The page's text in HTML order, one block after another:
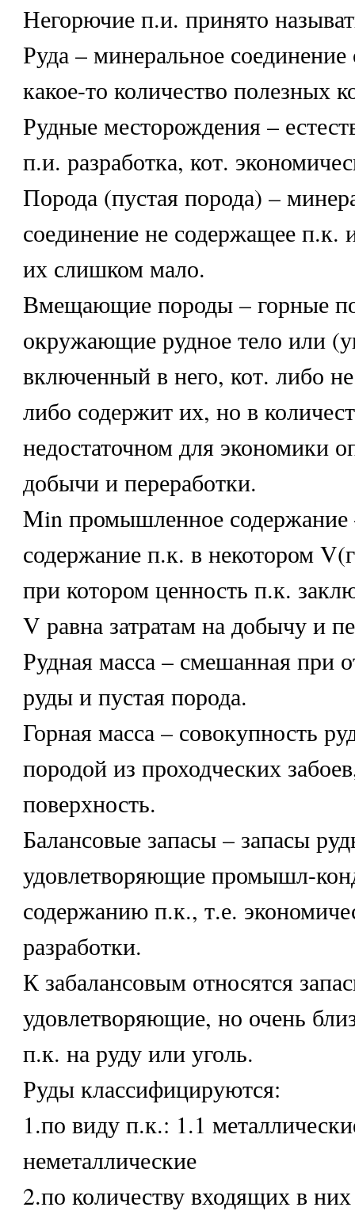
Негорючие п.и. принято
Руда – минеральное
какое-то количество полезных
Рудные месторождения –
п.и. разработка, кот.
Порода (пустая порода) –
соединение не содержащее п.к.
их слишком мало.
Вмещающие породы – горные
окружающие рудное тело или
включенный в него, кот. либо
либо содержит их, но в
недостаточном для экономики
добычи и переработки.
Min промышленное содержание
содержание п.к. в некотором
при котором ценность п.к.
V равна затратам на добычу и
Рудная масса – смешанная при
руды и пустая порода.
Горная масса – совокупность
породой из проходческих
поверхность.
Балансовые запасы – запасы
удовлетворяющие промышл-
содержанию п.к., т.е.
разработки.
К забалансовым относятся
удовлетворяющие, но очень
п.к. на руду или уголь.
Руды классифицируются:
1.по виду п.к.: 1.1
неметаллические
2.по количеству входящих в